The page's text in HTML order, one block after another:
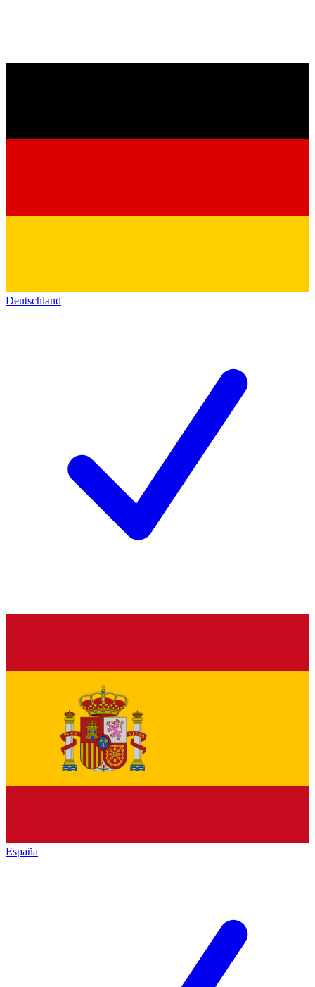
Deutschland
España